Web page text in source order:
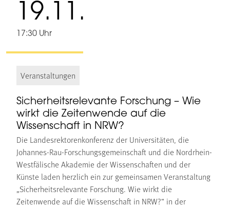
19.11.
17:30 Uhr
Veranstaltungen
Sicherheitsrelevante Forschung – Wie
wirkt die Zeitenwende auf die
Wissenschaft in NRW?
Die Landesrektorenkonferenz der Universitäten, die
Johannes-Rau-Forschungsgemeinschaft und die Nordrhein-
Westfälische Akademie der Wissenschaften und der
Künste laden herzlich ein zur gemeinsamen Veranstaltung
„Sicherheitsrelevante Forschung. Wie wirkt die
Zeitenwende auf die Wissenschaft in NRW?“ in der